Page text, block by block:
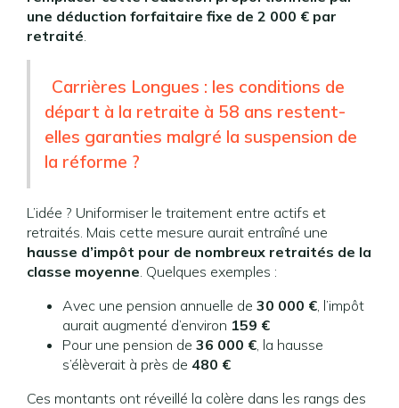
une déduction forfaitaire fixe de 2 000 € par
retraité.
Carrières Longues : les conditions de
départ à la retraite à 58 ans restent-
elles garanties malgré la suspension de
la réforme ?
L’idée ? Uniformiser le traitement entre actifs et
retraités. Mais cette mesure aurait entraîné une
hausse d’impôt pour de nombreux retraités de la
classe moyenne. Quelques exemples :
Avec une pension annuelle de 30 000 €, l’impôt
aurait augmenté d’environ 159 €
Pour une pension de 36 000 €, la hausse
s’élèverait à près de 480 €
Ces montants ont réveillé la colère dans les rangs des